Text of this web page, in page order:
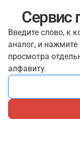
Сервис
Введите слово, к
аналог, и
просмотра
алфавиту.